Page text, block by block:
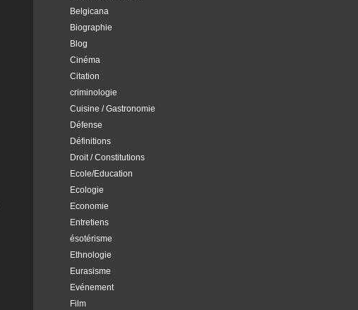
Belgicana
Biographie
Blog
Cinéma
Citation
criminologie
Cuisine / Gastronomie
Défense
Définitions
Droit / Constitutions
Ecole/Education
Ecologie
Economie
Entretiens
ésotérisme
Ethnologie
Eurasisme
Evénement
Film